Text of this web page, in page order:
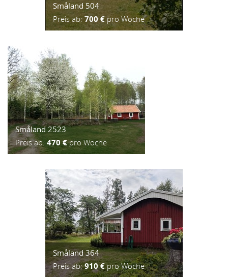
Småland 504
Preis ab: 700 € pro Woche
Småland 2523
Preis ab: 470 €pro Woche
Småland 364
Preis ab:910 €pro Woche